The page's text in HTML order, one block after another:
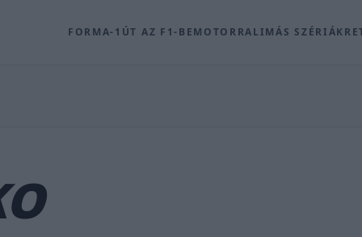
FORMA-1 ÚT AZ F1-BEMOTORRALIMÁS SZÉRIÁK